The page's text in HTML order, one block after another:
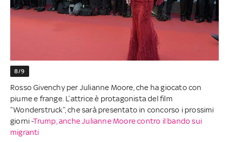
8/9
Rosso Givenchy per Julianne Moore, che ha giocato con
piume e frange. L’attrice è protagonista del film
“Wonderstruck”, che sarà presentato in concorso i prossimi
giorni -Trump, anche Julianne Moore contro il bando sui
migranti